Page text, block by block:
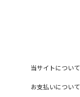
当サイトについて
お支払いについて